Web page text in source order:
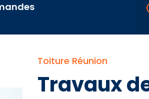
Toiture Réunion
Travaux